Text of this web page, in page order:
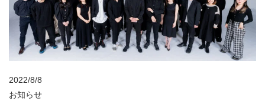
2022/8/8
お知らせ